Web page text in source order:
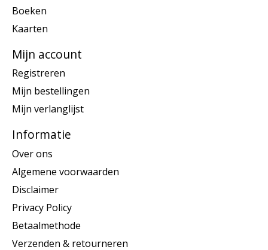
Boeken
Kaarten
Mijn account
Registreren
Mijn bestellingen
Mijn verlanglijst
Informatie
Over ons
Algemene voorwaarden
Disclaimer
Privacy Policy
Betaalmethode
Verzenden & retourneren